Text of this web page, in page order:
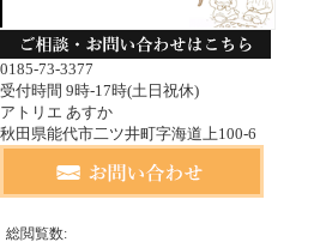
0185-73-3377
受付時間 9時-17時(土日祝休)
アトリエ あすか
秋田県能代市二ツ井町字海道上100-6
総閲覧数: